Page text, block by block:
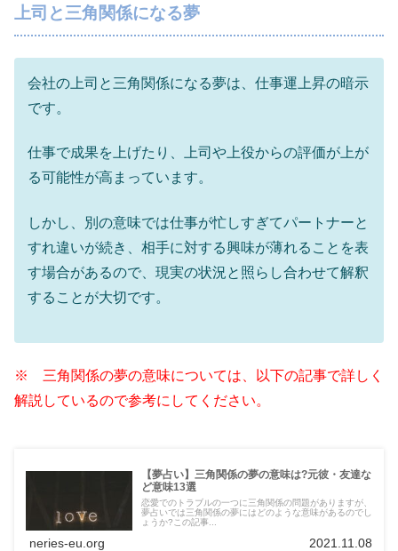
上司と三角関係になる夢
会社の上司と三角関係になる夢は、仕事運上昇の暗示
です。
仕事で成果を上げたり、上司や上役からの評価が上が
る可能性が高まっています。
しかし、別の意味では仕事が忙しすぎてパートナーと
すれ違いが続き、相手に対する興味が薄れることを表
す場合があるので、現実の状況と照らし合わせて解釈
することが大切です。
※ 三角関係の夢の意味については、以下の記事で詳しく
解説しているので参考にしてください。
【夢占い】三角関係の夢の意味は?元彼・友達な
ど意味13選
恋愛でのトラブルの一つに三角関係の問題がありますが、
夢占いでは三角関係の夢にはどのような意味があるのでし
ょうか?この記事...
neries-eu.org 2021.11.08